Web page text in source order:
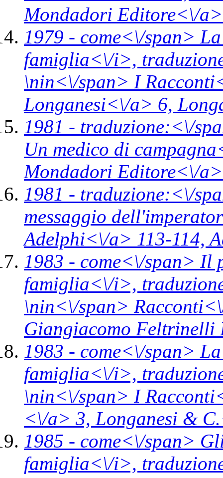
Mondadori Editore<\/
1979 - come<\/span>
famiglia<\/i>,
\nin<\/span> I
Longanesi<\/a> 6,
1981 - traduzione:<\/
Un medico di
Mondadori Editore<\/
1981 - traduzione:<\/
messaggio
Adelphi<\/a> 113-114,
1983 - come<\/span> Il
famiglia<\/i>,
\nin<\/span>
Giangiacomo
1983 - come<\/span>
famiglia<\/i>,
\nin<\/span> I
<\/a> 3, Longanesi &
1985 - come<\/span>
famiglia<\/i>,